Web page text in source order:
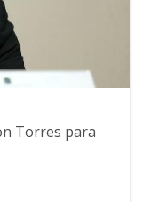
Torres para